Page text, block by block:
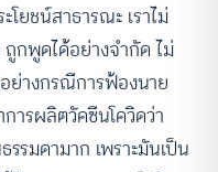
ยชน์สาธารณะ เราไม่
กพูดได้อย่างจำกัด ไม่
ย่างกรณีการฟ้องนาย
ารผลิตวัคซีนโควิดว่า
รมดามาก เพราะมันเป็น